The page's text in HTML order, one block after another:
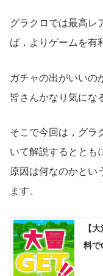
グラクロでは最高レ
ば，よりゲームを有
ガチャの出がいいの
皆さんかなり気にな
そこで今回は，グラ
いて解説するととも
原因は何なのかとい
ます。
【
料で